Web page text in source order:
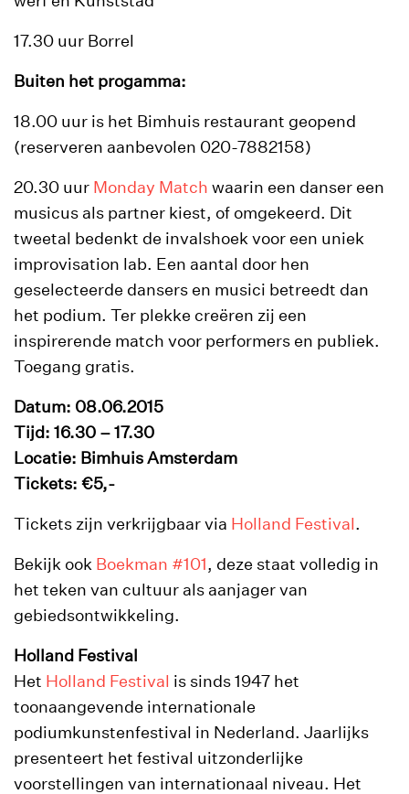
17.30 uur Borrel
Buiten het progamma:
18.00 uur is het Bimhuis restaurant geopend
(reserveren aanbevolen 020-7882158)
20.30 uur Monday Match waarin een danser een
musicus als partner kiest, of omgekeerd. Dit
tweetal bedenkt de invalshoek voor een uniek
improvisation lab. Een aantal door hen
geselecteerde dansers en musici betreedt dan
het podium. Ter plekke creëren zij een
inspirerende match voor performers en publiek.
Toegang gratis.
Datum: 08.06.2015
Tijd: 16.30 – 17.30
Locatie: Bimhuis Amsterdam
Tickets: €5,-
Tickets zijn verkrijgbaar via Holland Festival.
Bekijk ook Boekman #101, deze staat volledig in
het teken van cultuur als aanjager van
gebiedsontwikkeling.
Holland Festival
Het Holland Festival is sinds 1947 het
toonaangevende internationale
podiumkunstenfestival in Nederland. Jaarlijks
presenteert het festival uitzonderlijke
voorstellingen van internationaal niveau. Het